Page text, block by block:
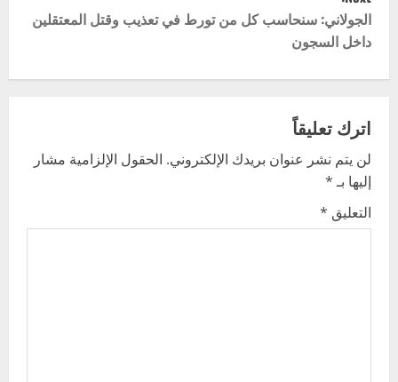
t
n
a
v
i
g
الجولاني: سنحاسب كل من تورط في تعذيب وقتل المعتقلين
داخل السجون
اترك تعليقاً
لن يتم نشر عنوان بريدك الإلكتروني. الحقول الإلزامية مشار
إليها بـ*
التعليق *